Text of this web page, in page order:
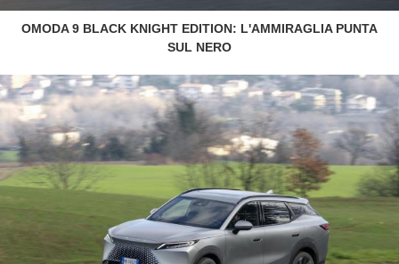
OMODA 9 BLACK KNIGHT EDITION: L'AMMIRAGLIA PUNTA
SUL NERO